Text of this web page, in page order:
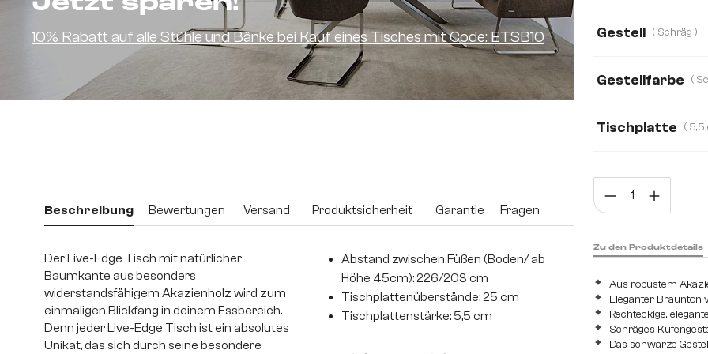
Gestell ( Schräg )
Gestellfarbe
Tischplatte
Aus robustem
Eleganter Braunton
Rechteckige,
Schräges
Das schwarze
Zu den Produktdetails
10% Rabatt auf alle Stühle und Bänke bei Kauf eines Tisches mit Code: ETSB10
Beschreibung Bewertungen Versand Produktsicherheit Garantie Fragen
Der Live-Edge Tisch mit natürlicher
Baumkante aus besonders
widerstandsfähigem Akazienholz wird zum
einmaligen Blickfang in deinem Essbereich.
Denn jeder Live-Edge Tisch ist ein absolutes
Unikat, das sich durch seine besondere
Abstand zwischen Füßen (Boden/ ab
Höhe 45cm): 226/203 cm
Tischplattenüberstände: 25 cm
Tischplattenstärke: 5,5 cm